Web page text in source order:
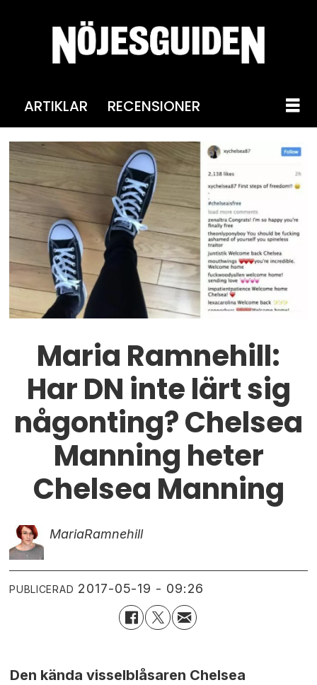
ARTIKLAR RECENSIONER
Maria Ramnehill:
Har DN inte lärt sig
någonting? Chelsea
Manning heter
Chelsea Manning
MariaRamnehill
PUBLICERAD 2017-05-19 - 09:26
Den kända visselblåsaren Chelsea